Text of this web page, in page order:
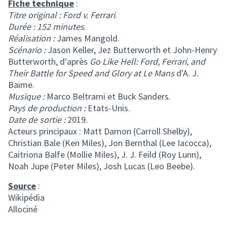
Fiche technique :
Titre original : Ford v. Ferrari.
Durée : 152 minutes.
Réalisation :James Mangold.
Scénario :Jason Keller, Jez Butterworth et John-Henry
Butterworth, d'après Go Like Hell: Ford, Ferrari, and
Their Battle for Speed and Glory at Le Mansd'A. J.
Baime.
Musique :Marco Beltrami et Buck Sanders.
Pays de production :Etats-Unis.
Date de sortie :2019.
Acteurs principaux : Matt Damon (Carroll Shelby),
Christian Bale (Ken Miles), Jon Bernthal (Lee Iacocca),
Caitriona Balfe (Mollie Miles), J. J. Feild (Roy Lunn),
Noah Jupe (Peter Miles), Josh Lucas (Leo Beebe).
Source :
Wikipédia
Allociné